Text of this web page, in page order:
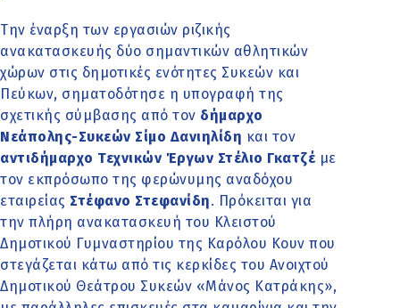
Την έναρξη των εργασιών ριζικής
ανακατασκευής δύο σημαντικών αθλητικών
χώρων στις δημοτικές ενότητες Συκεών και
Πεύκων, σηματοδότησε η υπογραφή της
σχετικής σύμβασης από τον δήμαρχο
Νεάπολης-Συκεών Σίμο Δανιηλίδη και τον
αντιδήμαρχο Τεχνικών Έργων Στέλιο Γκατζέ με
τον εκπρόσωπο της φερώνυμης αναδόχου
εταιρείας Στέφανο Στεφανίδη. Πρόκειται για
την πλήρη ανακατασκευή του Κλειστού
Δημοτικού Γυμναστηρίου της Καρόλου Κουν που
στεγάζεται κάτω από τις κερκίδες του Ανοιχτού
Δημοτικού Θεάτρου Συκεών «Μάνος Κατράκης»,